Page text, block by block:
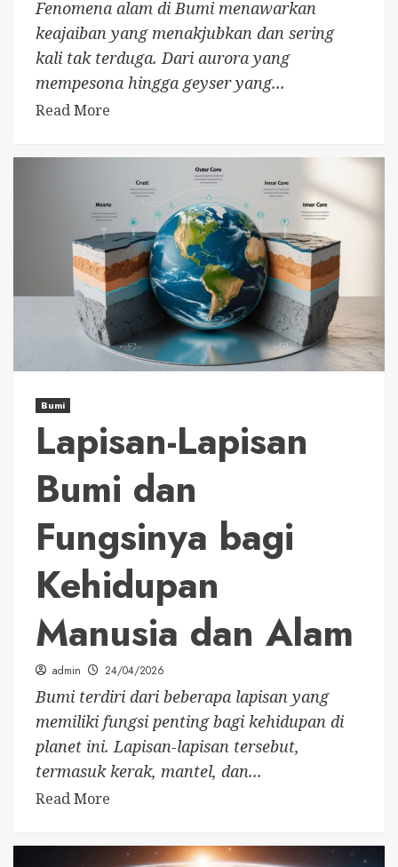
Fenomena alam di Bumi menawarkan
keajaiban yang menakjubkan dan sering
kali tak terduga. Dari aurora yang
mempesona hingga geyser yang...
Read More
Bumi
Lapisan-Lapisan
Bumi dan
Fungsinya bagi
Kehidupan
Manusia dan Alam
admin 24/04/2026
Bumi terdiri dari beberapa lapisan yang
memiliki fungsi penting bagi kehidupan di
planet ini. Lapisan-lapisan tersebut,
termasuk kerak, mantel, dan...
Read More